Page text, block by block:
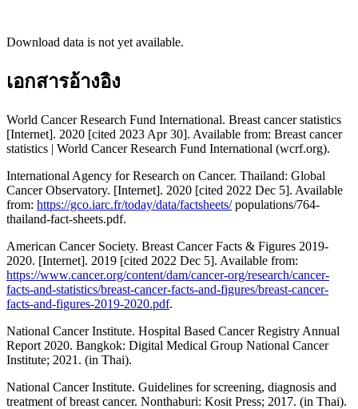
Download data is not yet available.
เอกสารอ้างอิง
World Cancer Research Fund International. Breast cancer statistics
[Internet]. 2020 [cited 2023 Apr 30]. Available from: Breast cancer
statistics | World Cancer Research Fund International (wcrf.org).
International Agency for Research on Cancer. Thailand: Global
Cancer Observatory. [Internet]. 2020 [cited 2022 Dec 5]. Available
from: https://gco.iarc.fr/today/data/factsheets/populations/764-
thailand-fact-sheets.pdf.
American Cancer Society. Breast Cancer Facts & Figures 2019-
2020. [Internet]. 2019 [cited 2022 Dec 5]. Available from:
https://www.cancer.org/content/dam/cancer-org/research/cancer-
facts-and-statistics/breast-cancer-facts-and-figures/breast-cancer-
facts-and-figures-2019-2020.pdf.
National Cancer Institute. Hospital Based Cancer Registry Annual
Report 2020. Bangkok: Digital Medical Group National Cancer
Institute; 2021. (in Thai).
National Cancer Institute. Guidelines for screening, diagnosis and
treatment of breast cancer. Nonthaburi: Kosit Press; 2017. (in Thai).